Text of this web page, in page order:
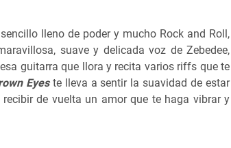
lleno de poder y mucho Rock and Roll,
suave y delicada voz de Zebedee,
guitarra que llora y recita varios riffs que te
Eyeste lleva a sentir la suavidad de estar
de vuelta un amor que te haga vibrar y